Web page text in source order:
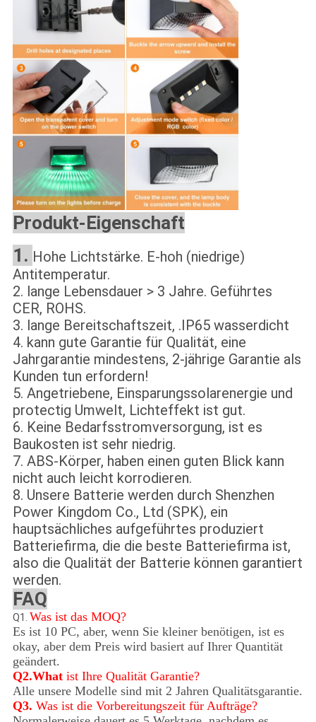
Produkt-Eigenschaft
1. Hohe Lichtstärke. E-hoh (niedrige)
Antitemperatur.
2. lange Lebensdauer > 3 Jahre. Geführtes
CER, ROHS.
3. lange Bereitschaftszeit, .IP65 wasserdicht
4. kann gute Garantie für Qualität, eine
Jahrgarantie mindestens, 2-jährige Garantie als
Kunden tun erfordern!
5. Angetriebene, Einsparungssolarenergie und
protectig Umwelt, Lichteffekt ist gut.
6. Keine Bedarfsstromversorgung, ist es
Baukosten ist sehr niedrig.
7. ABS-Körper, haben einen guten Blick kann
nicht auch leicht korrodieren.
8. Unsere Batterie werden durch Shenzhen
Power Kingdom Co., Ltd (SPK), ein
hauptsächliches aufgeführtes produziert
Batteriefirma, die die beste Batteriefirma ist,
also die Qualität der Batterie können garantiert
werden.
FAQ
Q1. Was ist das MOQ?
Es ist 10 PC, aber, wenn Sie kleiner benötigen, ist es
okay, aber dem Preis wird basiert auf Ihrer Quantität
geändert.
Q2.Whatist Ihre Qualität Garantie?
Alle unsere Modelle sind mit 2 Jahren Qualitätsgarantie.
Q3. Was ist die Vorbereitungszeit für Aufträge?